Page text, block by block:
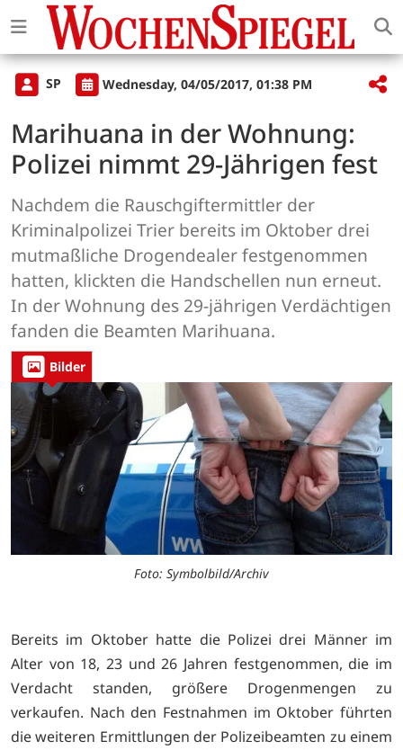
SP Wednesday, 04/05/2017, 01:38 PM
Marihuana in der Wohnung:
Polizei nimmt 29-Jährigen fest
Nachdem die Rauschgiftermittler der
Kriminalpolizei Trier bereits im Oktober drei
mutmaßliche Drogendealer festgenommen
hatten, klickten die Handschellen nun erneut.
In der Wohnung des 29-jährigen Verdächtigen
fanden die Beamten Marihuana.
Bilder
Foto: Symbolbild/Archiv
Bereits im Oktober hatte die Polizei drei Männer im
Alter von 18, 23 und 26 Jahren festgenommen, die im
Verdacht standen, größere Drogenmengen zu
verkaufen. Nach den Festnahmen im Oktober führten
die weiteren Ermittlungen der Polizeibeamten zu einem